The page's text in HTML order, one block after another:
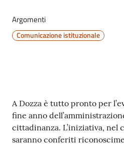
Argomenti
Comunicazione istituzionale
Contenuto
A Dozza è tutto pronto per
fine anno
cittadinanza. L’iniziativa, nel
saranno conferiti